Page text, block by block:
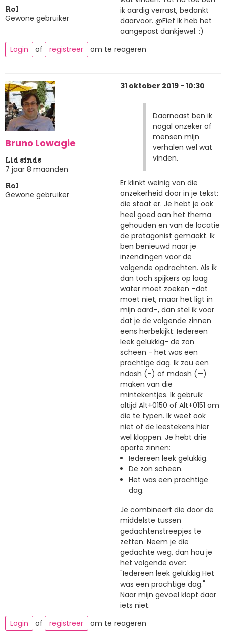
Rol
Gewone gebruiker
ik aardig verrast, bedankt
daarvoor. @Fief Ik heb het
aangepast dankjewel. :)
Login
of registreer om te reageren
Bruno Lowagie
Lid sinds
7 jaar 8 maanden
Rol
Gewone gebruiker
31 oktober 2019 - 10:30
Daarnaast ben ik
nogal onzeker of
mensen mijn
verhalen wel wat
vinden.
Er klinkt weinig van die
onzekerheid door in je tekst:
die staat er. Je hebt je ook
heel goed aan het thema
gehouden en van de locatie
de protagonist gemaakt. Ik
ben benieuwd naar je
inzendingen voor de
volgende opdrachten. Als ik
dan toch spijkers op laag
water moet zoeken –dat
moet niet, maar het ligt in
mijn aard–, dan stel ik voor
dat je de volgende zinnen
eens herbekijkt: Iedereen
leek gelukkig- de zon
scheen - het was een
prachtige dag. Ik zou een
ndash (–) of mdash (—)
maken van die
mintekentjes. Ik gebruik
altijd Alt+0150 of Alt+0151 om
die te typen. Ik weet ook
niet of de leestekens hier
wel kloppen. Je hebt drie
aparte zinnen:
Iedereen leek gelukkig.
De zon scheen.
Het was een prachtige
dag.
Je combineert die door de
middelste tussen
gedachtenstreepjes te
zetten. Neem je die
gedachte weg, dan hou je
het volgende over:
"Iedereen leek gelukkig Het
was een prachtige dag."
Naar mijn gevoel klopt daar
iets niet.
Login
of registreer om te reageren